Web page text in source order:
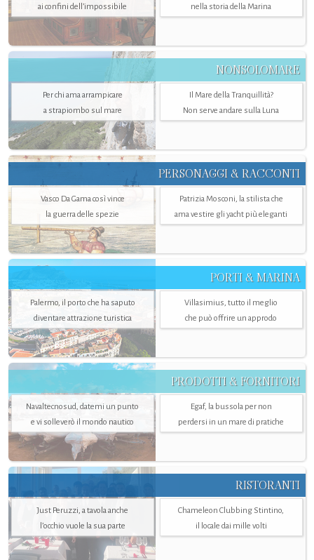
ai confini dell’impossibile
nella storia della Marina
NONSOLOMARE
Per chi ama arrampicare
a strapiombo sul mare
Il Mare della Tranquillità?
Non serve andare sulla Luna
PERSONAGGI & RACCONTI
Vasco Da Gama così vince
la guerra delle spezie
Patrizia Mosconi, la stilista che
ama vestire gli yacht più eleganti
PORTI & MARINA
Palermo, il porto che ha saputo
diventare attrazione turistica
Villasimius, tutto il meglio
che può offrire un approdo
PRODOTTI & FORNITORI
Navaltecnosud, datemi un punto
e vi solleverò il mondo nautico
Egaf, la bussola per non
perdersi in un mare di pratiche
RISTORANTI
Just Peruzzi, a tavola anche
l’occhio vuole la sua parte
Chameleon Clubbing Stintino,
il locale dai mille volti